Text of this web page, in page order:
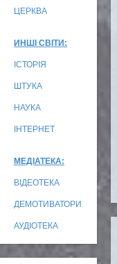
ЦЕРКВА
ИНШІ СВІТИ:
ІСТОРІЯ
ШТУКА
НАУКА
ІНТЕРНЕТ
МЕДІАТЕКА:
ВІДЕОТЕКА
ДЕМОТИВАТОРИ
АУДІОТЕКА